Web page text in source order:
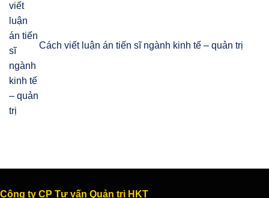
Cách viết luận án tiến sĩ ngành kinh tế – quản trị
Công ty CP Tư vấn Quản trị HKT